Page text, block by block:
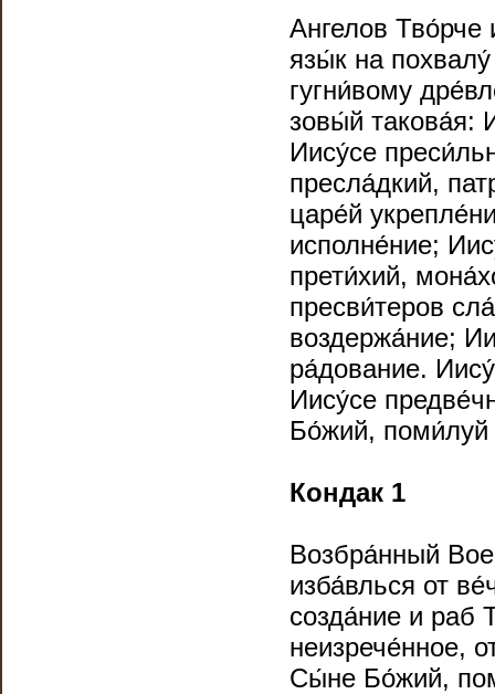
Ангелов
язы́к на
гугни́вому
зовы́й такова́я:
Иису́се
пресла́дкий,
царе́й
исполне́ние;
прети́хий,
пресви́теров
воздержа́ние;
ра́дование.
Иису́се
Бо́жий,
Кондак 1
Возбра́нный
изба́влься от
созда́ние и раб
неизрече́нное,
Сы́не Бо́жий,